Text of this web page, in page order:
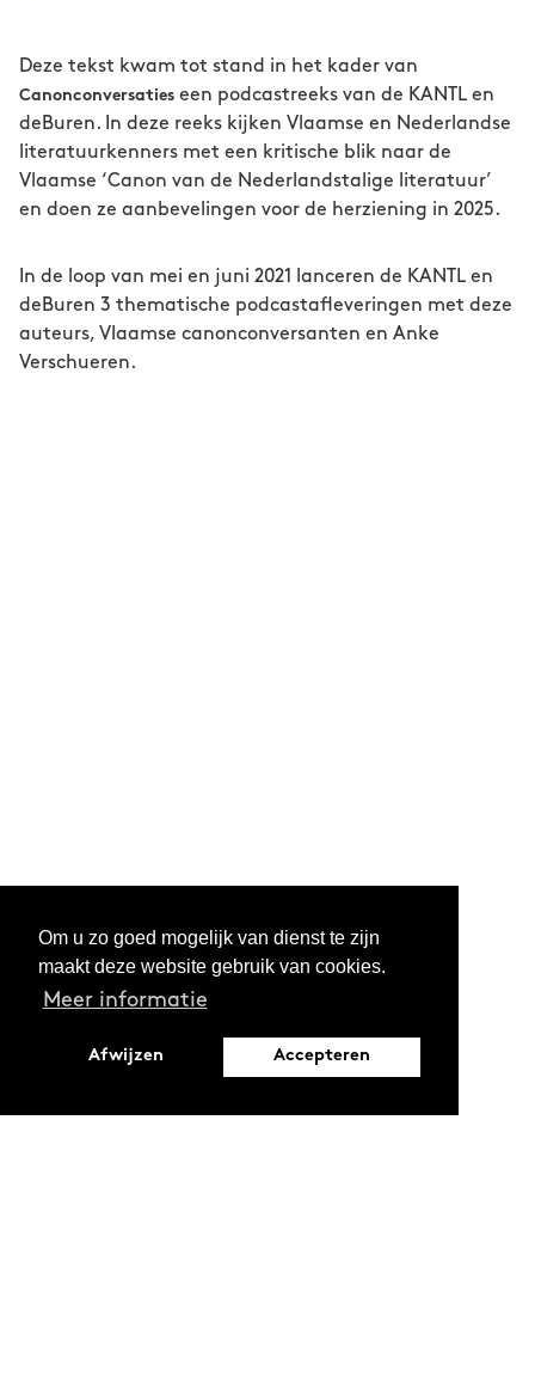
Om u zo goed mogelijk van dienst te zijn
maakt deze website gebruik van cookies.
Meer informatie
Afwijzen Accepteren
literatuurwetenschapper en emeritus
hoogleraar genderstudies aan de Universiteit
Maastricht. Zij schrijft over poëzie, populaire
cultuur, biografie, feminisme en hedendaagse
verbeeldingen van mannelijkheid. In 2011
verscheen haar biografie van de dichter M.
In 2015 maakte zij samen met Joost Kircz
Stoeten ritseldingen, een
Deze tekst kwam tot stand in het kader van
Canonconversaties een podcastreeks van de KANTL en
deBuren. In deze reeks kijken Vlaamse en Nederlandse
literatuurkenners met een kritische blik naar de
Vlaamse ‘Canon van de Nederlandstalige literatuur’
en doen ze aanbevelingen voor de herziening in 2025.
In de loop van mei en juni 2021 lanceren de KANTL en
deBuren 3 thematische podcastafleveringen met deze
auteurs, Vlaamse canonconversanten en Anke
Verschueren.